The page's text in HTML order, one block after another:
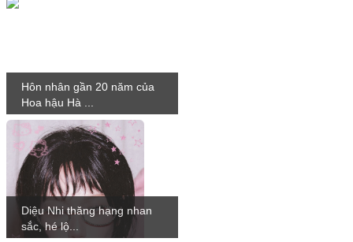
Hôn nhân gần 20 năm của
Hoa hậu Hà ...
Diệu Nhi thăng hạng nhan
sắc, hé lộ...